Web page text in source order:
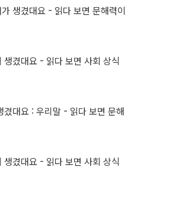
생겼대요 - 읽다 보면 문해력이
생겼대요 - 읽다 보면 사회 상식
겼대요 : 우리말 - 읽다 보면 문해
생겼대요 - 읽다 보면 사회 상식